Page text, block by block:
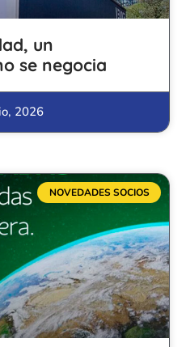
un
se negocia
2026
NOVEDADES SOCIOS